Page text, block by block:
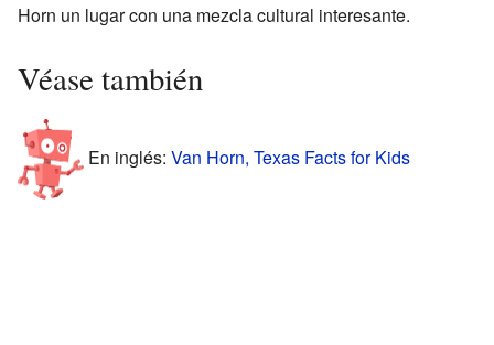
Horn un lugar con una mezcla cultural interesante.
Véase también
En inglés: Van Horn, Texas Facts for Kids